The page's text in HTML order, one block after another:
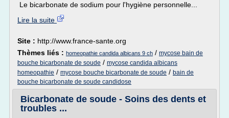
Le bicarbonate de sodium pour l'hygiène personnelle...
Lire la suite
Site : http://www.france-sante.org
Thèmes liés : homeopathie candida albicans 9 ch / mycose bain de
bouche bicarbonate de soude / mycose candida albicans
homeopathie / mycose bouche bicarbonate de soude / bain de
bouche bicarbonate de soude candidose
Bicarbonate de soude - Soins des dents et
troubles ...